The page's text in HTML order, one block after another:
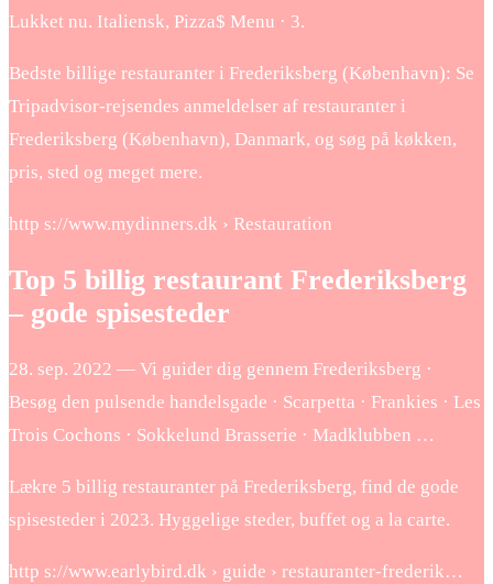
Lukket nu. Italiensk, Pizza$ Menu · 3.
Bedste billige restauranter i Frederiksberg (København): Se
Tripadvisor-rejsendes anmeldelser af restauranter i
Frederiksberg (København), Danmark, og søg på køkken,
pris, sted og meget mere.
http s://www.mydinners.dk › Restauration
Top 5 billig restaurant Frederiksberg
– gode spisesteder
28. sep. 2022 — Vi guider dig gennem Frederiksberg ·
Besøg den pulsende handelsgade · Scarpetta · Frankies · Les
Trois Cochons · Sokkelund Brasserie · Madklubben …
Lækre 5 billig restauranter på Frederiksberg, find de gode
spisesteder i 2023. Hyggelige steder, buffet og a la carte.
http s://www.earlybird.dk › guide › restauranter-frederik…